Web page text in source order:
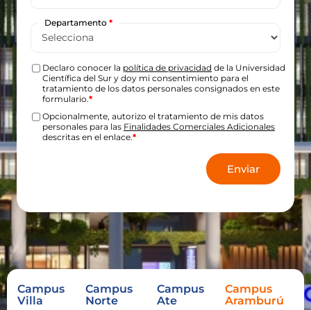
Departamento *
Declaro conocer la política de privacidad de la Universidad
Científica del Sur y doy mi consentimiento para el
tratamiento de los datos personales consignados en este
formulario.*
Opcionalmente, autorizo el tratamiento de mis datos
personales para las Finalidades Comerciales Adicionales
descritas en el enlace.*
Enviar
Campus
Villa
Campus
Norte
Campus
Ate
Campus
Aramburú